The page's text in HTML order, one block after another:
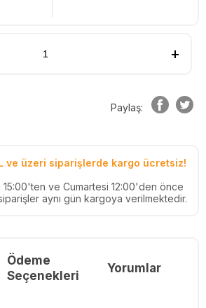
Paylaş:
ve üzeri siparişlerde kargo ücretsiz!
15:00'ten ve Cumartesi 12:00'den önce
aynı gün kargoya verilmektedir.
Ödeme
Seçenekleri
Yorumlar